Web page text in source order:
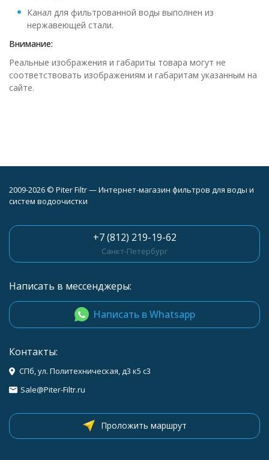
Канал для фильтрованной воды выполнен из
нержавеющей стали.
Внимание:
Реальные изображения и габариты товара могут не
соответствовать изображениям и габаритам указанным на
сайте.
2009-2026 © Piter Filtr — Интернет-магазин фильтров для воды и
систем водоочистки
+7 (812) 219-19-62
Санкт-Петербург
Написать в мессенджеры:
Написать в Whatsapp
Контакты:
СПб, ул. Политехническая, д3 к5 с3
Sale@Piter-Filtr.ru
Проложить маршрут